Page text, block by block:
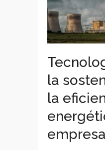
la
la